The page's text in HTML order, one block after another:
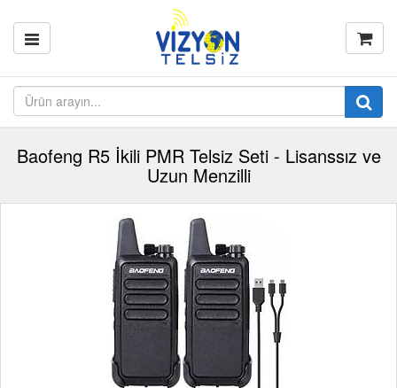
Baofeng R5 İkili PMR Telsiz Seti - Lisanssız ve
Uzun Menzilli